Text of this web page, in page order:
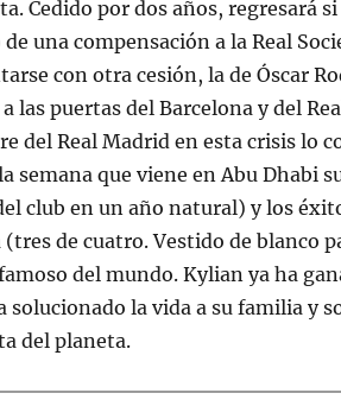
Cedido por dos años, regresará si
una compensación a la Real
con otra cesión, la de Óscar
las puertas del Barcelona y del
del Real Madrid en esta crisis lo
semana que viene en Abu Dhabi
club en un año natural) y los
de cuatro. Vestido de blanco
del mundo. Kylian ya ha
solucionado la vida a su familia y
del planeta.